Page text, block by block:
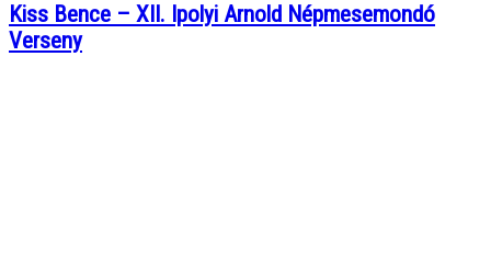
Kiss Bence – XII. Ipolyi Arnold Népmesemondó
Verseny